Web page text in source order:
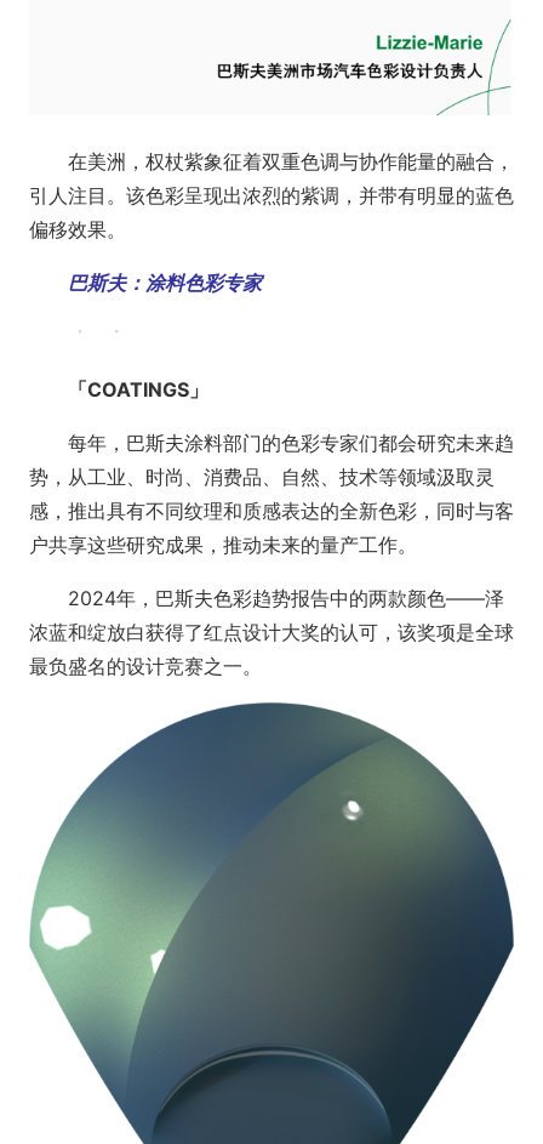
在美洲，权杖紫象征着双重色调与协作能量的融合，
引人注目。该色彩呈现出浓烈的紫调，并带有明显的蓝色
偏移效果。
巴斯夫：涂料色彩专家
「COATINGS」
每年，巴斯夫涂料部门的色彩专家们都会研究未来趋
势，从工业、时尚、消费品、自然、技术等领域汲取灵
感，推出具有不同纹理和质感表达的全新色彩，同时与客
户共享这些研究成果，推动未来的量产工作。
2024年，巴斯夫色彩趋势报告中的两款颜色——泽
浓蓝和绽放白获得了红点设计大奖的认可，该奖项是全球
最负盛名的设计竞赛之一。